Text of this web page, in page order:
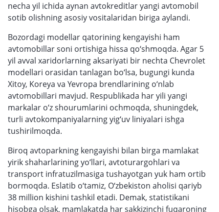
necha yil ichida aynan avtokreditlar yangi avtomobil
sotib olishning asosiy vositalaridan biriga aylandi.
Bozordagi modellar qatorining kengayishi ham
avtomobillar soni ortishiga hissa qo‘shmoqda. Agar 5
yil avval xaridorlarning aksariyati bir nechta Chevrolet
modellari orasidan tanlagan bo‘lsa, bugungi kunda
Xitoy, Koreya va Yevropa brendlarining o‘nlab
avtomobillari mavjud. Respublikada har yili yangi
markalar o‘z shourumlarini ochmoqda, shuningdek,
turli avtokompaniyalarning yig‘uv liniyalari ishga
tushirilmoqda.
Biroq avtoparkning kengayishi bilan birga mamlakat
yirik shaharlarining yo‘llari, avtoturargohlari va
transport infratuzilmasiga tushayotgan yuk ham ortib
bormoqda. Eslatib o‘tamiz, O‘zbekiston aholisi qariyb
38 million kishini tashkil etadi. Demak, statistikani
hisobga olsak, mamlakatda har sakkizinchi fuqaroning